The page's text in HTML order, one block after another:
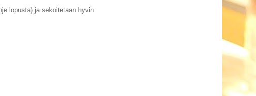
lopusta) ja sekoitetaan hyvin